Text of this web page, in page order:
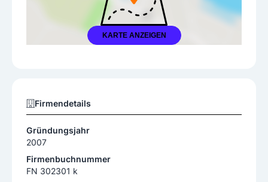
KARTE ANZEIGEN
Firmendetails
Gründungsjahr
2007
Firmenbuchnummer
FN 302301 k